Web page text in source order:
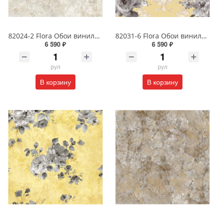
82024-2 Flora Обои виниловые на бумажной основе 1.06*15.6
6 590 ₽
рул
В корзину
82031-6 Flora Обои виниловые на бумажной основе 1.06*15.6
6 590 ₽
рул
В корзину